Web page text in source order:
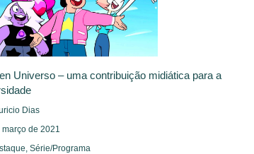
Universo – uma contribuição midiática para a
Dias
março de 2021
Série/Programa